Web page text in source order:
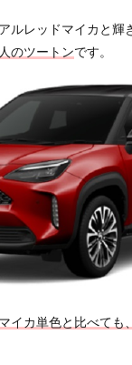
ルレッドマイカと輝
のツートンです。
イカ単色と比べても